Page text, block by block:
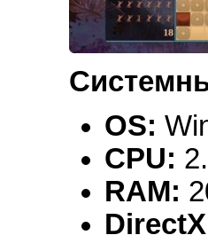
OS:
CPU:
RAM: